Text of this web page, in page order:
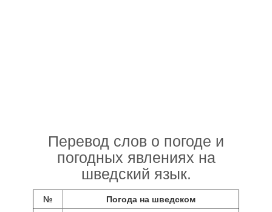
Перевод слов о погоде и
погодных явлениях на
шведский язык.
№ Погода на шведском